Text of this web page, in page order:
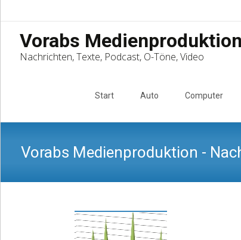
Vorabs Medienproduktion
Nachrichten, Texte, Podcast, O-Töne, Video
Start Auto Computer
Vorabs Medienproduktion -